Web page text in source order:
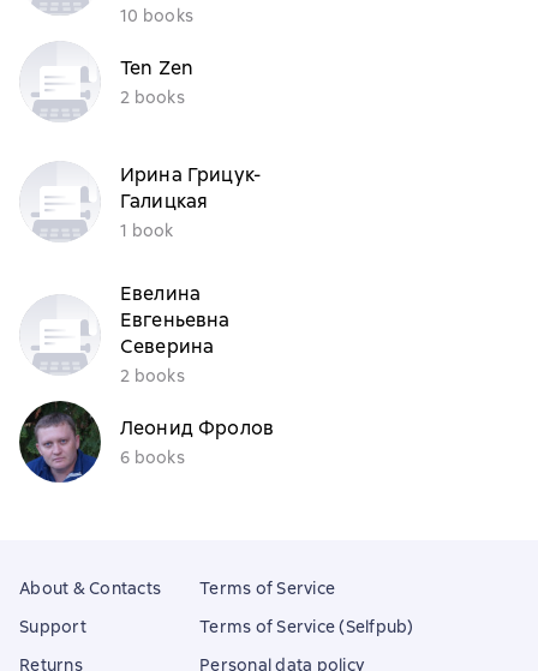
10 books
Ten Zen
2 books
Ирина Грицук-
Галицкая
1 book
Евелина
Евгеньевна
Северина
2 books
Леонид Фролов
6 books
About & Contacts
Support
Returns
Terms of Service
Terms of Service (Selfpub)
Personal data policy